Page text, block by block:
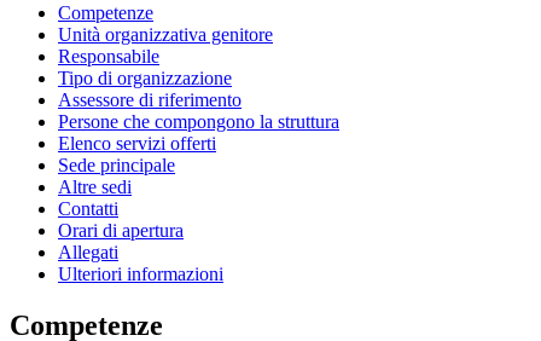
Competenze
Unità organizzativa genitore
Responsabile
Tipo di organizzazione
Assessore di riferimento
Persone che compongono la struttura
Elenco servizi offerti
Sede principale
Altre sedi
Contatti
Orari di apertura
Allegati
Ulteriori informazioni
Competenze